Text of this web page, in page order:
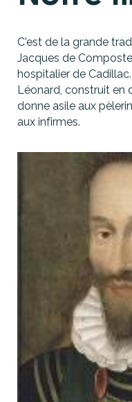
C'est de la grande
Jacques de
hospitalier de
Léonard, construit en
donne asile aux
aux infirmes.